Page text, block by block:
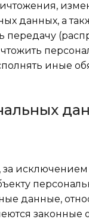
данных, а
иные
исключением
данные,
законные